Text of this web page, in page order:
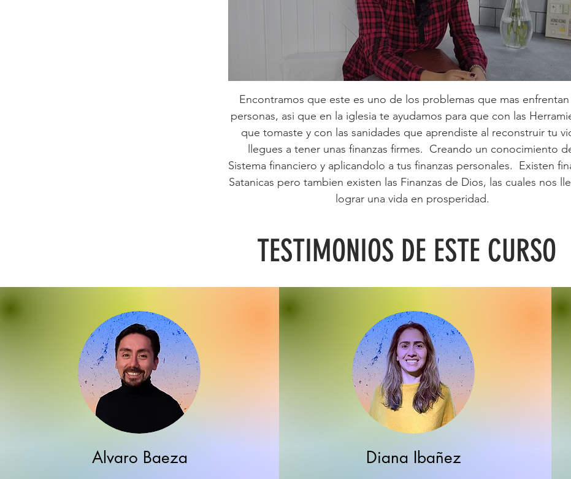
Encontramos que este es uno de los problemas que mas enfrentan
personas, asi que en la iglesia te ayudamos para que con las
que tomaste y con las sanidades que aprendiste al reconstruir tu
llegues a tener unas finanzas firmes. Creando un conocimiento
Sistema financiero y aplicandolo a tus finanzas personales. Existen
Satanicas pero tambien existen las Finanzas de Dios, las cuales nos
lograr una vida en prosperidad.
TESTIMONIOS DE ESTE CURSO
Alvaro Baeza Diana Ibañez